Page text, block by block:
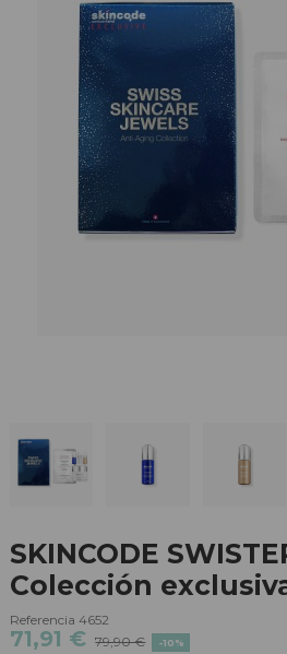
SKINCODE
Colección
Referencia 4652
71,91 € 79,90 € -10%